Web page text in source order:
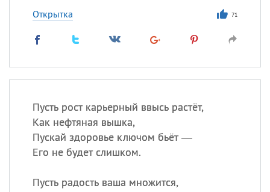
Открытка 71
Пусть рост карьерный ввысь растёт,
Как нефтяная вышка,
Пускай здоровье ключом бьёт —
Его не будет слишком.
Пусть радость ваша множится,